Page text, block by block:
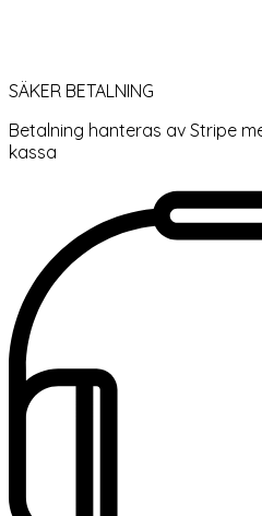
SÄKER BETALNING
Betalning hanteras av Stripe
kassa